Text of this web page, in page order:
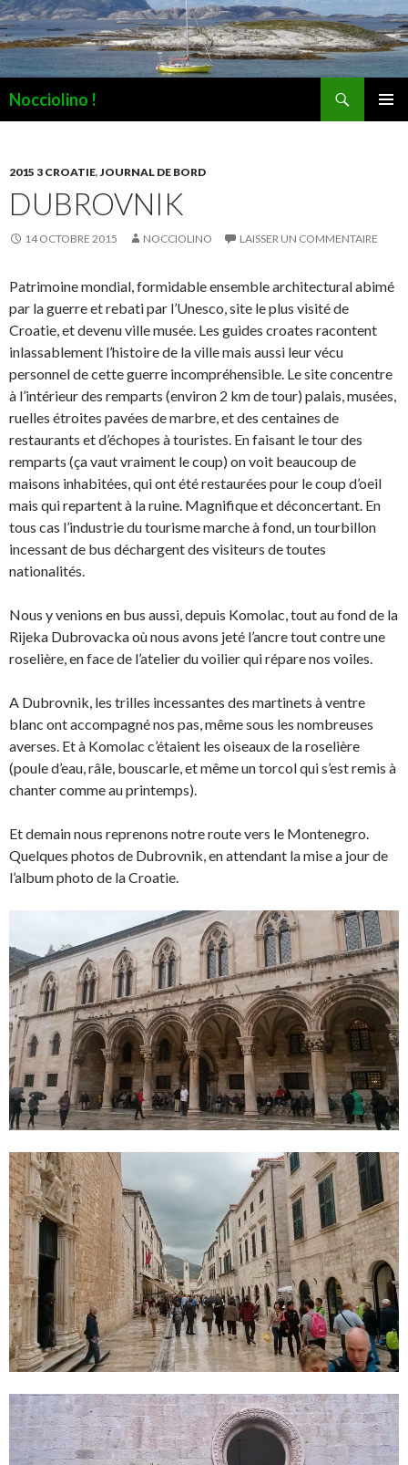
Nocciolino !
2015 3 CROATIE,JOURNAL DE BORD
DUBROVNIK
14 OCTOBRE 2015 NOCCIOLINO LAISSER UN COMMENTAIRE
Patrimoine mondial, formidable ensemble architectural abimé
par la guerre et rebati par l’Unesco, site le plus visité de
Croatie, et devenu ville musée. Les guides croates racontent
inlassablement l’histoire de la ville mais aussi leur vécu
personnel de cette guerre incompréhensible. Le site concentre
à l’intérieur des remparts (environ 2 km de tour) palais, musées,
ruelles étroites pavées de marbre, et des centaines de
restaurants et d’échopes à touristes. En faisant le tour des
remparts (ça vaut vraiment le coup) on voit beaucoup de
maisons inhabitées, qui ont été restaurées pour le coup d’oeil
mais qui repartent à la ruine. Magnifique et déconcertant. En
tous cas l’industrie du tourisme marche à fond, un tourbillon
incessant de bus déchargent des visiteurs de toutes
nationalités.
Nous y venions en bus aussi, depuis Komolac, tout au fond de la
Rijeka Dubrovacka où nous avons jeté l’ancre tout contre une
roselière, en face de l’atelier du voilier qui répare nos voiles.
A Dubrovnik, les trilles incessantes des martinets à ventre
blanc ont accompagné nos pas, même sous les nombreuses
averses. Et à Komolac c’étaient les oiseaux de la roselière
(poule d’eau, râle, bouscarle, et même un torcol qui s’est remis à
chanter comme au printemps).
Et demain nous reprenons notre route vers le Montenegro.
Quelques photos de Dubrovnik, en attendant la mise a jour de
l’album photo de la Croatie.